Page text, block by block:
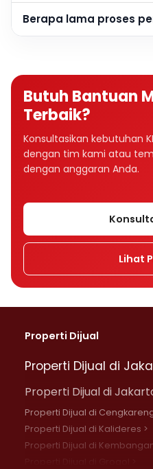
Berapa lama proses
Butuh Bantuan
Terbaik?
Konsultasikan kebutuhan
dengan tim kami atau
dengan anggaran Anda.
Lihat
Properti Dijual
Properti Dijual di
Properti Dijual di
Properti Dijual di
Properti Dijual di Kalideres >
Properti Dijual di